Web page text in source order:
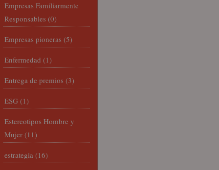
Empresas Familiarmente
Responsables (0)
Empresas pioneras (5)
Enfermedad (1)
Entrega de premios (3)
ESG (1)
Estereotipos Hombre y
Mujer (11)
estrategia (16)